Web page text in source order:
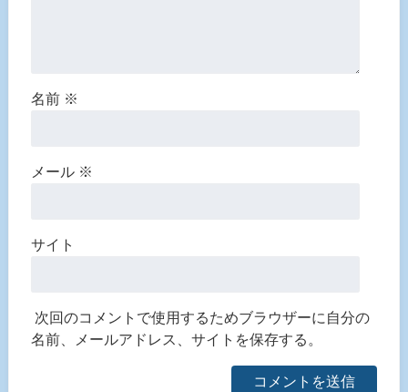
名前 ※
メール ※
サイト
次回のコメントで使用するためブラウザーに自分の
名前、メールアドレス、サイトを保存する。